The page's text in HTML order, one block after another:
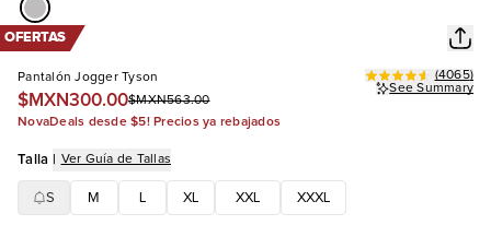
OFERTAS
Pantalón Jogger Tyson
$MXN300.00$MXN563.00
(4065)
See Summary
NovaDeals desde $5! Precios ya rebajados
Talla | Ver Guía de Tallas
S M XL XXL XXXL